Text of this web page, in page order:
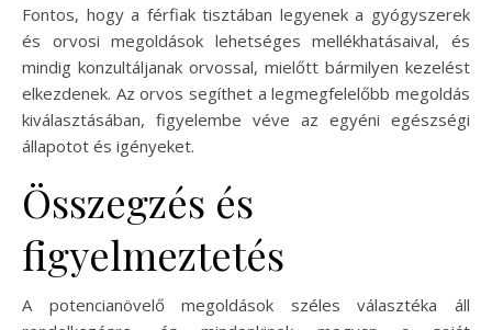
Fontos, hogy a férfiak tisztában legyenek a gyógyszerek
és orvosi megoldások lehetséges mellékhatásaival, és
mindig konzultáljanak orvossal, mielőtt bármilyen kezelést
elkezdenek. Az orvos segíthet a legmegfelelőbb megoldás
kiválasztásában, figyelembe véve az egyéni egészségi
állapotot és igényeket.
Összegzés és
figyelmeztetés
A potencianövelő megoldások széles választéka áll